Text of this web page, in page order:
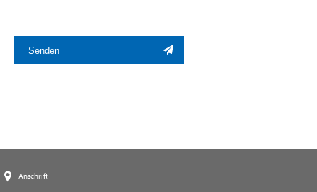
Senden
Anschrift